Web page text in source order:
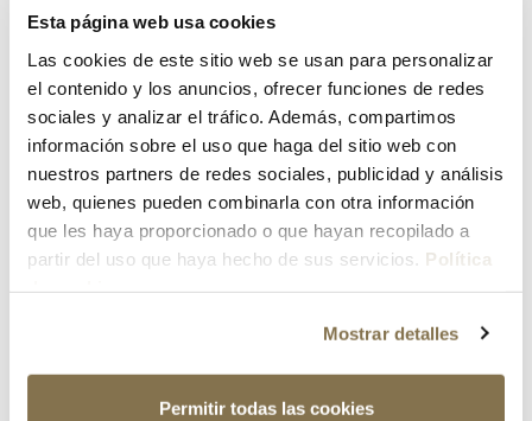
Esta página web usa cookies
Las cookies de este sitio web se usan para personalizar
el contenido y los anuncios, ofrecer funciones de redes
sociales y analizar el tráfico. Además, compartimos
información sobre el uso que haga del sitio web con
nuestros partners de redes sociales, publicidad y análisis
web, quienes pueden combinarla con otra información
que les haya proporcionado o que hayan recopilado a
partir del uso que haya hecho de sus servicios. Política
Mostrar detalles
Permitir todas las cookies
¿Has olvidado tu contraseña?